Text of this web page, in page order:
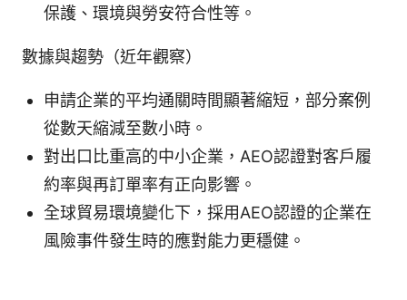
保護、環境與勞安符合性等。
數據與趨勢（近年觀察）
申請企業的平均通關時間顯著縮短，部分案例
從數天縮減至數小時。
對出口比重高的中小企業，AEO認證對客戶履
約率與再訂單率有正向影響。
全球貿易環境變化下，採用AEO認證的企業在
風險事件發生時的應對能力更穩健。